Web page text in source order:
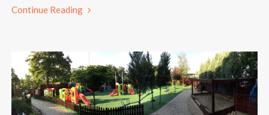
Continue Reading